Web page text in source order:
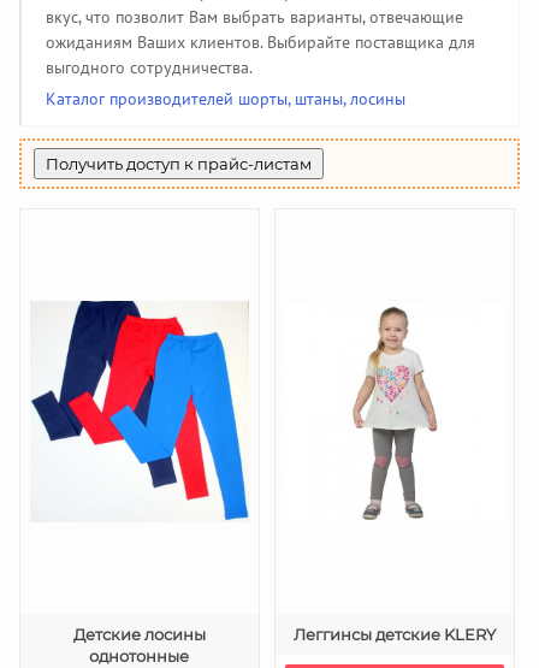
Пеленки, простынки 208
Халаты, тапочки 108
Купальники и плавки 51
Спортивная одежда 391
Вязаная одежда382
Жилеты утепленные85
Шубы и дубленки
Жакеты детские34
Панамки, шляпки34
Джинсовые сарафаны 6
Джинсовые юбки
Колготки 142
Гольфы44
Производители галстуков, ремней, подтяжек(18)
Найти производителя
Помощь
вкус, что позволит Вам выбрать варианты, отвечающие
ожиданиям Ваших клиентов. Выбирайте поставщика для
выгодного сотрудничества.
Каталог производителей шорты, штаны, лосины
Получить доступ к прайс-листам
Детские лосины
однотонные
Леггинсы детские KLERY